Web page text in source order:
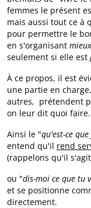
femmes le présent
mais aussi tout ce à
pour permettre le
en s'organisant mieux
seulement si elle est
À ce propos, il est
une partie en
autres, prétendent
on leur dit quoi
Ainsi le "qu'est-ce
entend qu'il rend
(rappelons qu'il
ou "dis-moi ce que tu
et se positionne
directement.